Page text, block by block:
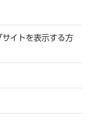
イトを表示する方